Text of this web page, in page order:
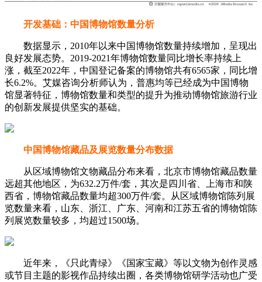
开发基础：中国博物馆数量分析
数据显示，2010年以来中国博物馆数量持续增加，呈现出
良好发展态势。2019-2021年博物馆数量同比增长率持续上
涨，截至2022年，中国登记备案的博物馆共有6565家，同比增
长6.2%。艾媒咨询分析师认为，普惠均等已经成为中国博物
馆显著特征，博物馆数量和类型的提升为推动博物馆旅游行业
的创新发展提供坚实的基础。
中国博物馆藏品及展览数量分布数据
从区域博物馆文物藏品分布来看，北京市博物馆藏品数量
远超其他地区，为632.2万件/套，其次是四川省、上海市和陕
西省，博物馆藏品数量均超300万件/套。从区域博物馆陈列展
览数量来看，山东、浙江、广东、河南和江苏五省的博物馆陈
列展览数量较多，均超过1500场。
近年来，《只此青绿》《国家宝藏》等以文物为创作灵感
或节目主题的影视作品持续出圈，各类博物馆研学活动也广受